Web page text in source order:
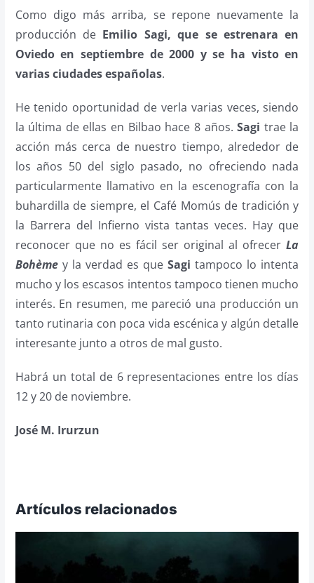
Como digo más arriba, se repone nuevamente la
producción de Emilio Sagi, que se estrenara en
Oviedo en septiembre de 2000 y se ha visto en
varias ciudades españolas.
He tenido oportunidad de verla varias veces, siendo
la última de ellas en Bilbao hace 8 años.Sagi trae la
acción más cerca de nuestro tiempo, alrededor de
los años 50 del siglo pasado, no ofreciendo nada
particularmente llamativo en la escenografía con la
buhardilla de siempre, el Café Momús de tradición y
la Barrera del Infierno vista tantas veces. Hay que
reconocer que no es fácil ser original al ofrecerLa
Bohèmey la verdad es queSagi tampoco lo intenta
mucho y los escasos intentos tampoco tienen mucho
interés. En resumen, me pareció una producción un
tanto rutinaria con poca vida escénica y algún detalle
interesante junto a otros de mal gusto.
Habrá un total de 6 representaciones entre los días
12 y 20 de noviembre.
José M. Irurzun
Artículos relacionados